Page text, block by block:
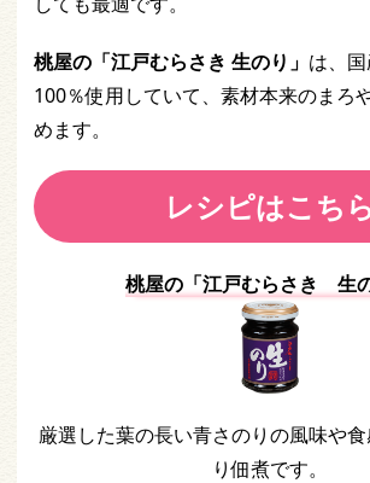
桃屋の「江戸むらさき 生のり」 は、
100％使用していて、素材本来のまろ
めます。
レシピはこち
桃屋の「江戸むらさき 生
厳選した葉の長い青さのりの風味や
り佃煮です。